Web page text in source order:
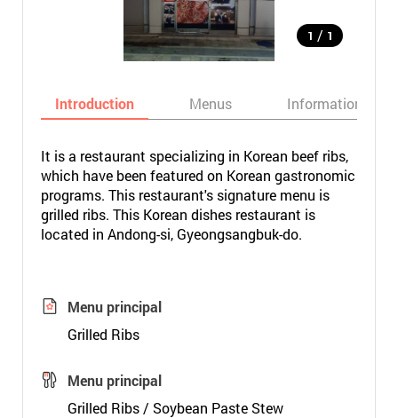
1 / 1
Introduction Menus Informations
It is a restaurant specializing in Korean beef ribs,
which have been featured on Korean gastronomic
programs. This restaurant's signature menu is
grilled ribs. This Korean dishes restaurant is
located in Andong-si, Gyeongsangbuk-do.
Menu principal
Grilled Ribs
Menu principal
Grilled Ribs / Soybean Paste Stew